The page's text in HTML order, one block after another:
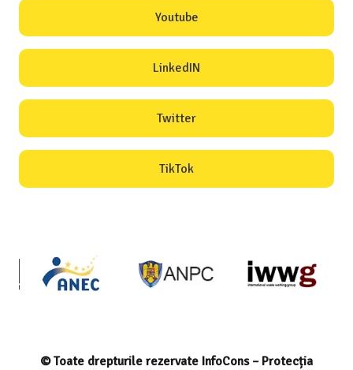
Youtube
LinkedIN
Twitter
TikTok
© Toate drepturile rezervate InfoCons – Protecția